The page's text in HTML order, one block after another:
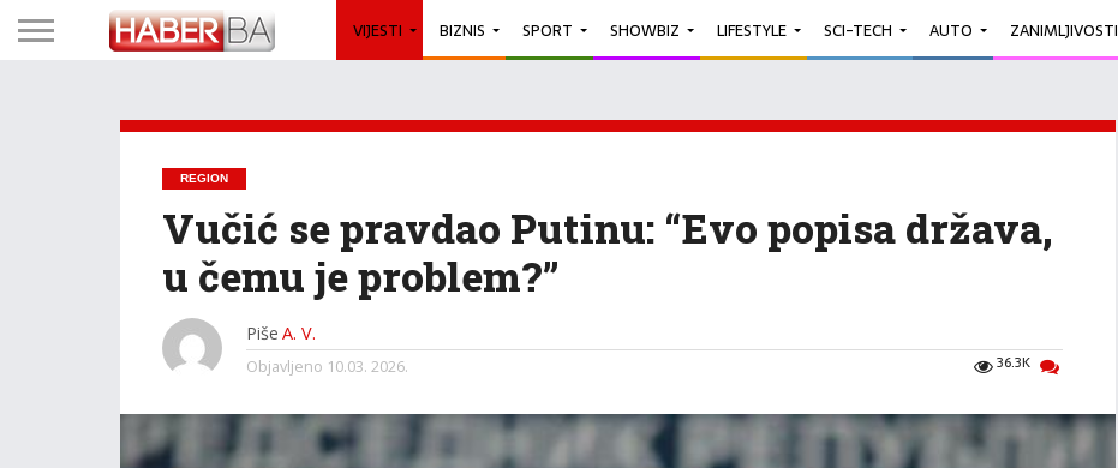
VIJESTI BIZNIS SPORT SHOWBIZ LIFESTYLE SCI-TECH AUTO ZANIMLJIVOSTI
REGION
Vučić se pravdao Putinu: “Evo popisa država,
u čemu je problem?”
Piše A. V.
36.3K
Objavljeno 10.03. 2026.